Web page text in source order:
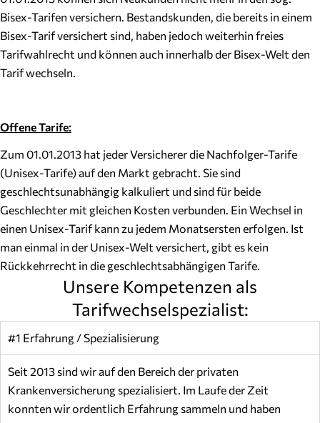
Bisex-Tarifen versichern. Bestandskunden, die bereits in einem
Bisex-Tarif versichert sind, haben jedoch weiterhin freies
Tarifwahlrecht und können auch innerhalb der Bisex-Welt den
Tarif wechseln.
Offene Tarife:
Zum 01.01.2013 hat jeder Versicherer die Nachfolger-Tarife
(Unisex-Tarife) auf den Markt gebracht. Sie sind
geschlechtsunabhängig kalkuliert und sind für beide
Geschlechter mit gleichen Kosten verbunden. Ein Wechsel in
einen Unisex-Tarif kann zu jedem Monatsersten erfolgen. Ist
man einmal in der Unisex-Welt versichert, gibt es kein
Rückkehrrecht in die geschlechtsabhängigen Tarife.
Unsere Kompetenzen als
Tarifwechselspezialist:
#1 Erfahrung / Spezialisierung
Seit 2013 sind wir auf den Bereich der privaten
Krankenversicherung spezialisiert. Im Laufe der Zeit
konnten wir ordentlich Erfahrung sammeln und haben